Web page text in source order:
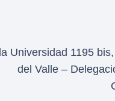
Universidad 1195
del Valle –